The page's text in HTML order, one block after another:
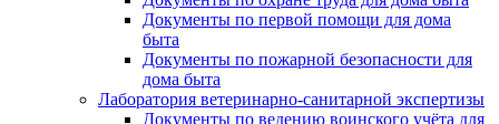
Документы по первой помощи для дома
быта
Документы по пожарной безопасности для
дома быта
Лаборатория ветеринарно-санитарной экспертизы
Документы по ведению воинского учёта для